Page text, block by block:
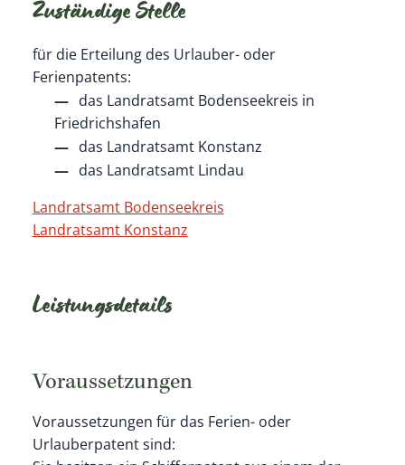
Zuständige Stelle
für die Erteilung des Urlauber- oder
Ferienpatents:
das Landratsamt Bodenseekreis in
Friedrichshafen
das Landratsamt Konstanz
das Landratsamt Lindau
Landratsamt Bodenseekreis
Landratsamt Konstanz
Leistungsdetails
Voraussetzungen
Voraussetzungen für das Ferien- oder
Urlauberpatent sind: